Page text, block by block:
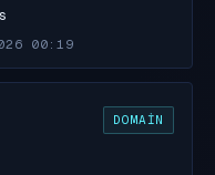
00:19
DOMAIN